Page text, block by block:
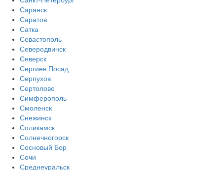
Саранск
Саратов
Сатка
Севастополь
Северодвинск
Северск
Сергиев Посад
Серпухов
Сертолово
Симферополь
Смоленск
Снежинск
Соликамск
Солнечногорск
Сосновый Бор
Сочи
Среднеуральск